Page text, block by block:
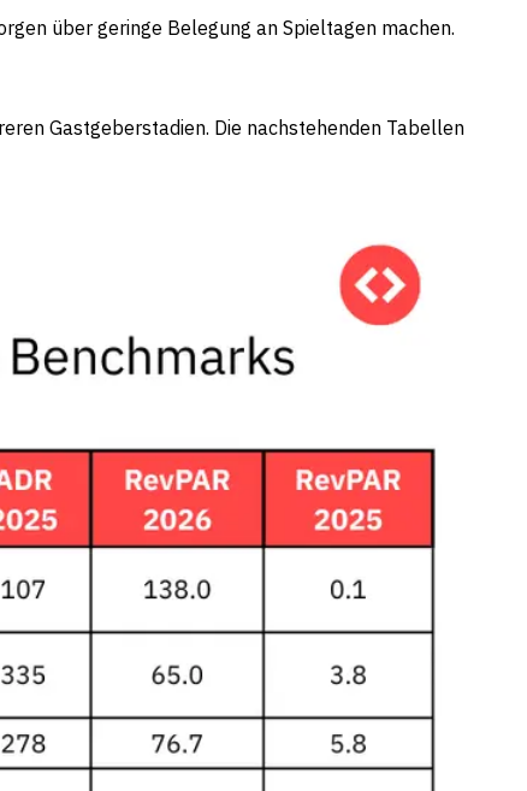
über geringe Belegung an Spieltagen machen.
Gastgeberstadien. Die nachstehenden Tabellen